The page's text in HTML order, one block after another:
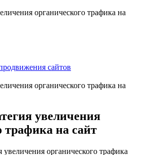
органического трафика на
сайтов
органического трафика на
увеличения
трафика на сайт